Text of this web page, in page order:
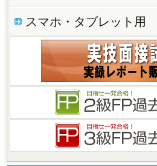
スマホ・タブレット用